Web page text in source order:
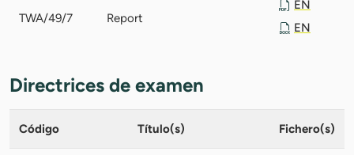
TWA/49/7 Report
EN
EN
Directrices de examen
Código Título(s) Fichero(s)